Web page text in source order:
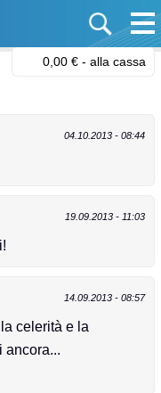
0,00 € - alla cassa
04.10.2013 - 08:44
19.09.2013 - 11:03
14.09.2013 - 08:57
celerità e la
ancora...